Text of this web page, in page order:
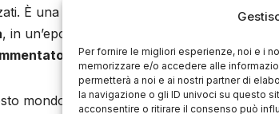
Per fornire le migliori esperienze, noi e i
memorizzare e/o accedere alle
permetterà a noi e ai nostri partner di
la navigazione o gli ID univoci su questo
acconsentire o ritirare il consenso può
È una sfida di
sopravvivenza e
, in un’epoca in cui i grandi predatori
e fragile.
mondo selvaggio», afferma Bertrand,